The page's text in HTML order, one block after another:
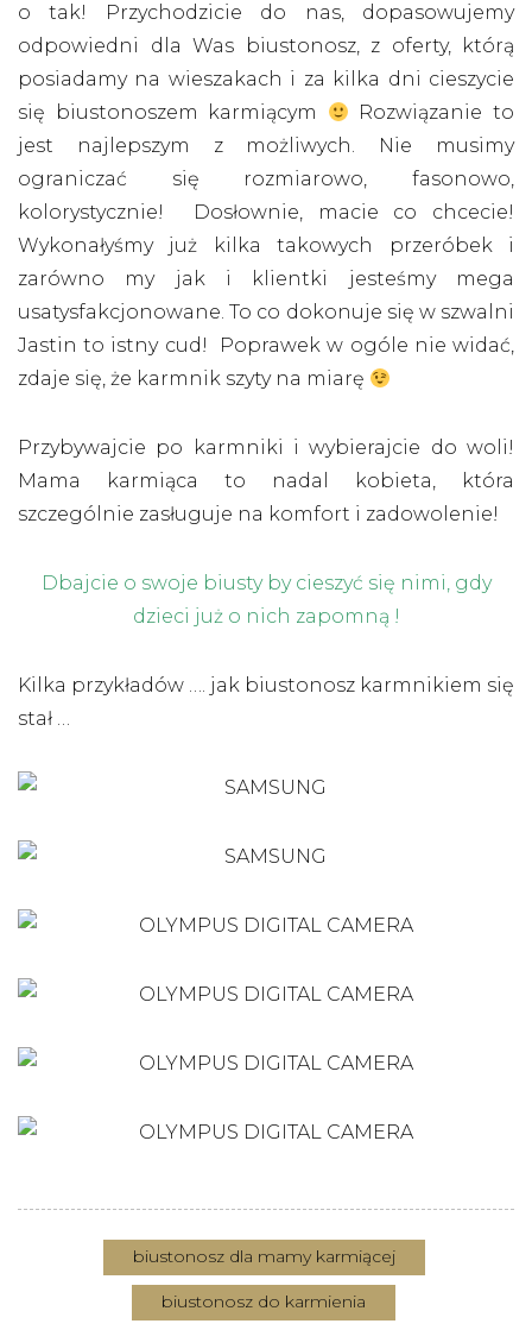
o tak! Przychodzicie do nas, dopasowujemy
odpowiedni dla Was biustonosz, z oferty, którą
posiadamy na wieszakach i za kilka dni cieszycie
się biustonoszem karmiącym
Rozwiązanie to
jest najlepszym z możliwych. Nie musimy
ograniczać się rozmiarowo, fasonowo,
kolorystycznie! Dosłownie, macie co chcecie!
Wykonałyśmy już kilka takowych przeróbek i
zarówno my jak i klientki jesteśmy mega
usatysfakcjonowane. To co dokonuje się w szwalni
Jastin to istny cud! Poprawek w ogóle nie widać,
zdaje się, że karmnik szyty na miarę
Przybywajcie po karmniki i wybierajcie do woli!
Mama karmiąca to nadal kobieta, która
szczególnie zasługuje na komfort i zadowolenie!
Dbajcie o swoje biusty by cieszyć się nimi, gdy
dzieci już o nich zapomną !
Kilka przykładów …. jak biustonosz karmnikiem się
stał …
biustonosz dla mamy karmiącej
biustonosz do karmienia